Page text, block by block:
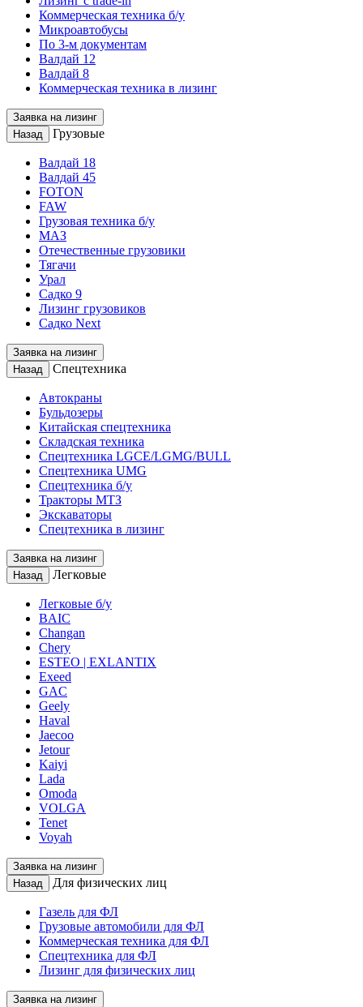
Коммерческая техника б/у
Микроавтобусы
По 3-м документам
Валдай 12
Валдай 8
Коммерческая техника в лизинг
Заявка на лизинг
Назад
Грузовые
Валдай 18
Валдай 45
FOTON
FAW
Грузовая техника б/у
МАЗ
Отечественные грузовики
Тягачи
Урал
Садко 9
Лизинг грузовиков
Садко Next
Заявка на лизинг
Назад
Спецтехника
Автокраны
Бульдозеры
Китайская спецтехника
Складская техника
Спецтехника LGCE/LGMG/BULL
Спецтехника UMG
Спецтехника б/у
Тракторы МТЗ
Экскаваторы
Спецтехника в лизинг
Заявка на лизинг
Назад
Легковые
Легковые б/у
BAIC
Changan
Chery
ESTEO | EXLANTIX
Exeed
GAC
Geely
Haval
Jaecoo
Jetour
Kaiyi
Lada
Omoda
VOLGA
Tenet
Voyah
Заявка на лизинг
Назад
Для физических лиц
Газель для ФЛ
Грузовые автомобили для ФЛ
Коммерческая техника для ФЛ
Спецтехника для ФЛ
Лизинг для физических лиц
Заявка на лизинг